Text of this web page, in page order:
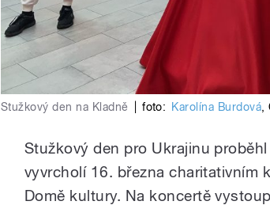
Stužkový den na Kladně foto: Karolína Burdová,
Stužkový den pro Ukrajinu
vyvrcholí 16. března charitativním
Domě kultury. Na koncertě v